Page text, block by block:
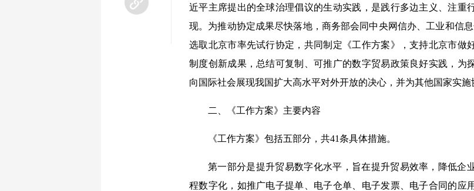
近平主席提出的全球治理倡议的生动实践，是践行多边主义、注重
现。为推动协定成果尽快落地，商务部会同中央网信办、工业和信
选取北京市率先试行协定，共同制定《工作方案》，支持北京市做
制度创新成果，总结可复制、可推广的数字贸易政策良好实践，为
向国际社会展现我国扩大高水平对外开放的决心，并为其他国家实施
二、《工作方案》主要内容
《工作方案》包括五部分，共41条具体措施。
第一部分是提升贸易数字化水平，旨在提升贸易效率，降低企
程数字化，如推广电子提单、电子仓单、电子发票、电子合同的应